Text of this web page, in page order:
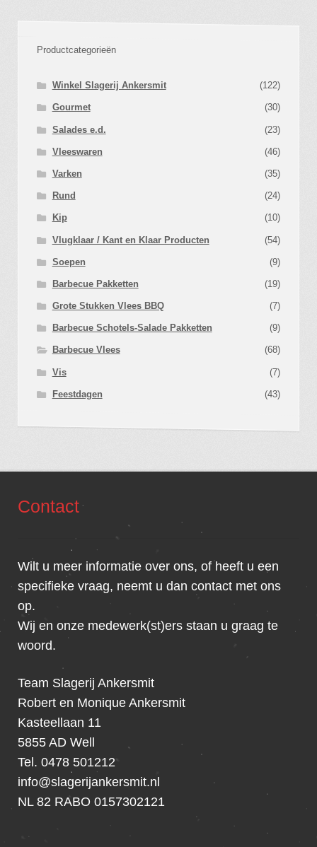
Productcategorieën
Winkel Slagerij Ankersmit (122)
Gourmet (30)
Salades e.d. (23)
Vleeswaren (46)
Varken (35)
Rund (24)
Kip (10)
Vlugklaar / Kant en Klaar Producten (54)
Soepen (9)
Barbecue Pakketten (19)
Grote Stukken Vlees BBQ (7)
Barbecue Schotels-Salade Pakketten (9)
Barbecue Vlees (68)
Vis (7)
Feestdagen (43)
Contact
Wilt u meer informatie over ons, of heeft u een
specifieke vraag, neemt u dan contact met ons
op.
Wij en onze medewerk(st)ers staan u graag te
woord.
Team Slagerij Ankersmit
Robert en Monique Ankersmit
Kasteellaan 11
5855 AD Well
Tel. 0478 501212
info@slagerijankersmit.nl
NL 82 RABO 0157302121